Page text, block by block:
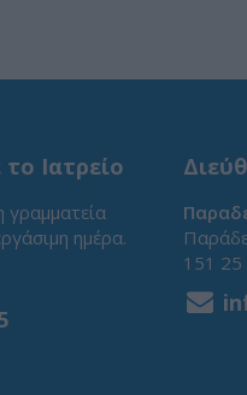
Ιατρείο
γραμματεία
ημέρα.
151 25